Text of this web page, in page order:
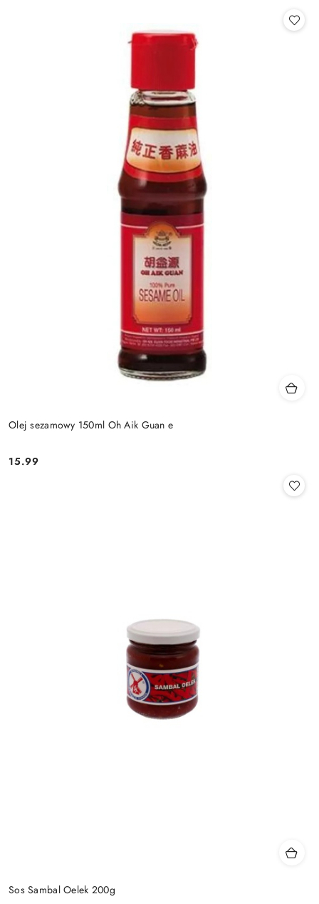
Olej sezamowy 150ml Oh Aik Guan e
Cena:
15.99
Sos Sambal Oelek 200g